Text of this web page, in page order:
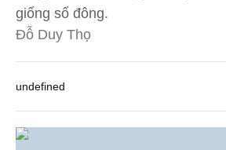
giống số đông.
Đỗ Duy Thọ
undefined